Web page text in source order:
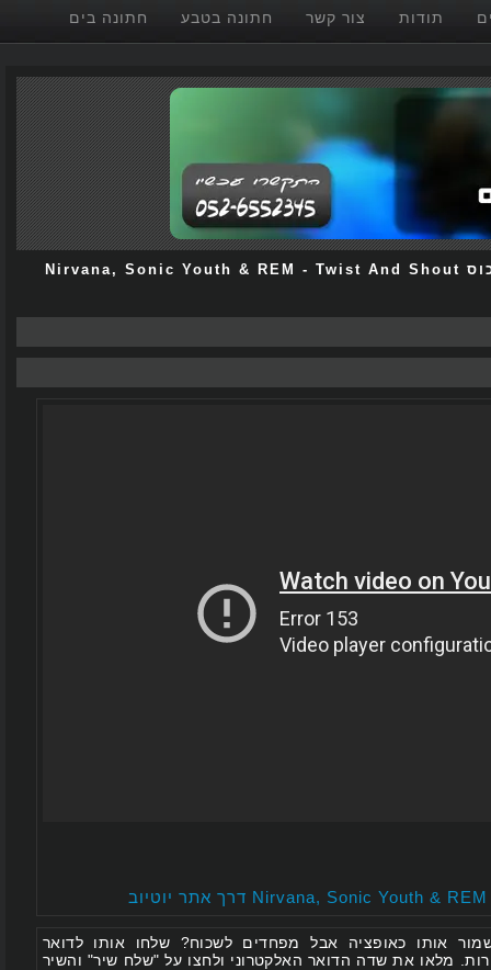
תודות צור קשר חתונה בטבע חתונה בים
Nirvana, Sonic Youth & REM- Twist And Shout
אותו כאופציה אבל מפחדים לשכוח? שלחו אותו לדואר
מלאו את שדה הדואר האלקטרוני ולחצו על "שלח שיר" והשיר